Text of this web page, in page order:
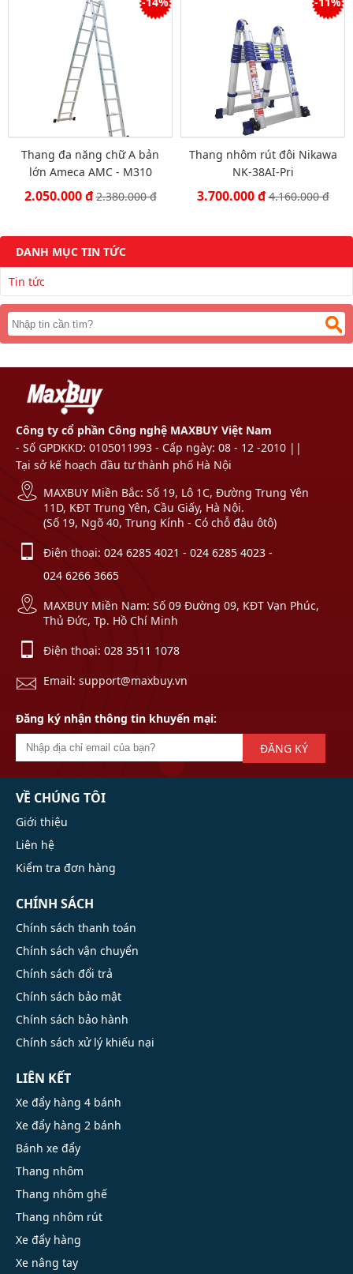
Thang đa năng chữ A bản
lớn Ameca AMC - M310
2.050.000 đ2.380.000 đ
Thang nhôm rút đôi Nikawa
NK-38AI-Pri
3.700.000 đ4.160.000 đ
DANH MỤC TIN TỨC
Tin tức
Công ty cổ phần Công nghệ MAXBUY Việt Nam
- Số GPDKKD: 0105011993 - Cấp ngày: 08 - 12 -2010 ||
Tại sở kế hoạch đầu tư thành phố Hà Nội
MAXBUY Miền Bắc: Số 19, Lô 1C, Đường Trung Yên
11D, KĐT Trung Yên, Cầu Giấy, Hà Nội.
(Số 19, Ngõ 40, Trung Kính - Có chỗ đậu ôtô)
Điện thoại: 024 6285 4021 - 024 6285 4023 -
024 6266 3665
MAXBUY Miền Nam: Số 09 Đường 09, KĐT Vạn Phúc,
Thủ Đức, Tp. Hồ Chí Minh
Điện thoại: 028 3511 1078
Email: support@maxbuy.vn
Đăng ký nhận thông tin khuyến mại:
ĐĂNG KÝ
VỀ CHÚNG TÔI
Giới thiệu
Liên hệ
Kiểm tra đơn hàng
CHÍNH SÁCH
Chính sách thanh toán
Chính sách vận chuyển
Chính sách đổi trả
Chính sách bảo mật
Chính sách bảo hành
Chính sách xử lý khiếu nại
LIÊN KẾT
Xe đẩy hàng 4 bánh
Xe đẩy hàng 2 bánh
Bánh xe đẩy
Thang nhôm
Thang nhôm ghế
Thang nhôm rút
Xe đẩy hàng
Xe nâng tay